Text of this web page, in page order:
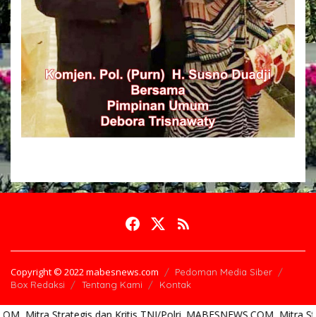
Copyright © 2022 mabesnews.com
Pedoman Media Siber
Box Redaksi
Tentang Kami Kontak